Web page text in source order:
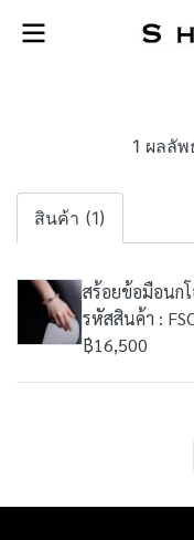
1 ผลลั
สินค้า (1)
สร้อยข้อมือนก
รหัสสินค้า :
฿16,500